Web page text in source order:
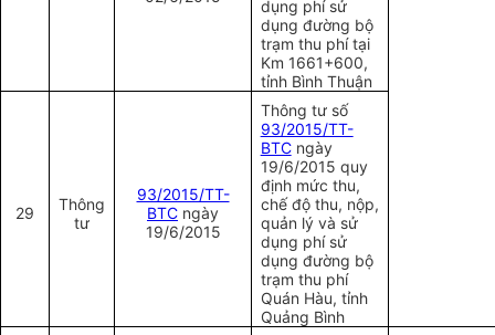
dụng phí sử
dụng đường bộ
trạm thu phí tại
Km 1661+600,
tỉnh Bình Thuận
29
Thông
tư
93/2015/TT-
BTC ngày
19/6/2015
Thông tư số
93/2015/TT-
BTCngày
19/6/2015 quy
định mức thu,
chế độ thu, nộp,
quản lý và sử
dụng phí sử
dụng đường bộ
trạm thu phí
Quán Hàu, tỉnh
Quảng Bình